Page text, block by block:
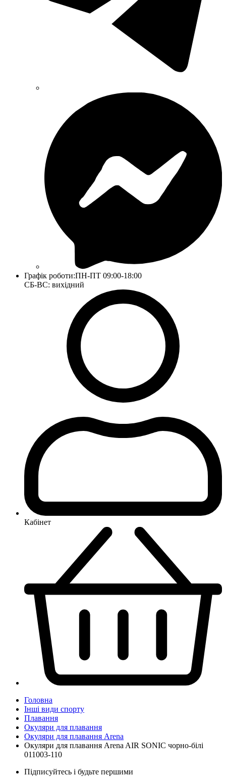
Графік роботи:ПН-ПТ 09:00-18:00
СБ-ВС: вихідний
Кабінет
Головна
Інші види спорту
Плавання
Окуляри для плавання
Окуляри для плавання Arena
Окуляри для плавання Arena AIR SONIC чорно-білі
011003-110
Підписуйтесь і будьте першими